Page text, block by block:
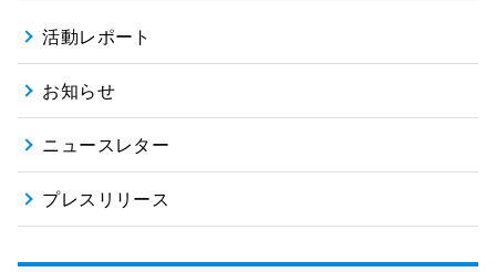
活動レポート
お知らせ
ニュースレター
プレスリリース